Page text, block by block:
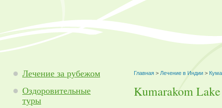
Лечение за рубежом
Оздоровительные
туры
Главная > Лечение в Индии >
Kumarakom